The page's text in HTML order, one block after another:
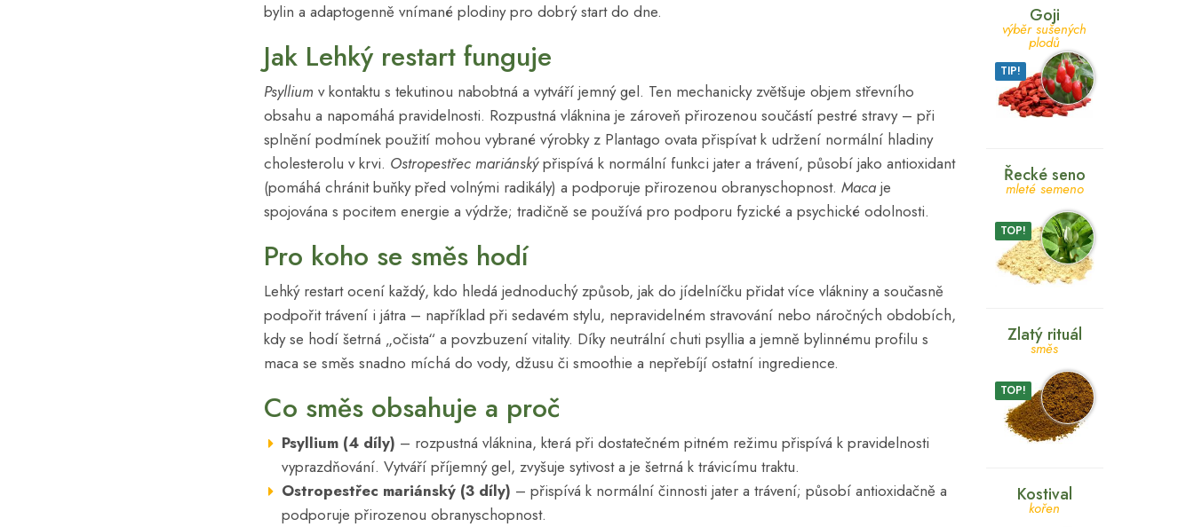
bylin a adaptogenně vnímané plodiny pro dobrý start do dne.
Jak Lehký restart funguje
Psyllium v kontaktu s tekutinou nabobtná a vytváří jemný gel. Ten mechanicky zvětšuje objem střevního
obsahu a napomáhá pravidelnosti. Rozpustná vláknina je zároveň přirozenou součástí pestré stravy – při
splnění podmínek použití mohou vybrané výrobky z Plantago ovata přispívat k udržení normální hladiny
cholesterolu v krvi. Ostropestřec mariánskýpřispívá k normální funkci jater a trávení, působí jako antioxidant
(pomáhá chránit buňky před volnými radikály) a podporuje přirozenou obranyschopnost. Maca je
spojována s pocitem energie a výdrže; tradičně se používá pro podporu fyzické a psychické odolnosti.
Pro koho se směs hodí
Lehký restart ocení každý, kdo hledá jednoduchý způsob, jak do jídelníčku přidat více vlákniny a současně
podpořit trávení i játra – například při sedavém stylu, nepravidelném stravování nebo náročných obdobích,
kdy se hodí šetrná „očista“ a povzbuzení vitality. Díky neutrální chuti psyllia a jemně bylinnému profilu s
maca se směs snadno míchá do vody, džusu či smoothie a nepřebíjí ostatní ingredience.
Co směs obsahuje a proč
Psyllium (4 díly) – rozpustná vláknina, která při dostatečném pitném režimu přispívá k pravidelnosti
vyprazdňování. Vytváří příjemný gel, zvyšuje sytivost a je šetrná k trávicímu traktu.
Ostropestřec mariánský (3 díly) – přispívá k normální činnosti jater a trávení; působí antioxidačně a
podporuje přirozenou obranyschopnost.
Goji
výběr sušených
plodů
TIP!
Řecké seno
mleté semeno
TOP!
Zlatý rituál
směs
TOP!
Kostival
kořen